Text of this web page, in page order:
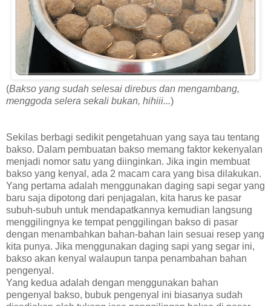
(Bakso yang sudah selesai direbus dan mengambang,
menggoda selera sekali bukan, hihiii...)
Sekilas berbagi sedikit pengetahuan yang saya tau tentang
bakso. Dalam pembuatan bakso memang faktor kekenyalan
menjadi nomor satu yang diinginkan. Jika ingin membuat
bakso yang kenyal, ada 2 macam cara yang bisa dilakukan.
Yang pertama adalah menggunakan daging sapi segar yang
baru saja dipotong dari penjagalan, kita harus ke pasar
subuh-subuh untuk mendapatkannya kemudian langsung
menggilingnya ke tempat penggilingan bakso di pasar
dengan menambahkan bahan-bahan lain sesuai resep yang
kita punya. Jika menggunakan daging sapi yang segar ini,
bakso akan kenyal walaupun tanpa penambahan bahan
pengenyal.
Yang kedua adalah dengan menggunakan bahan
pengenyal bakso, bubuk pengenyal ini biasanya sudah